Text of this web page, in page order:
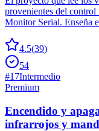
provenientes del
Monitor Serial. Enseña
4.5(39)
54
#17Intermedio
Premium
Encendido y
infrarrojos y